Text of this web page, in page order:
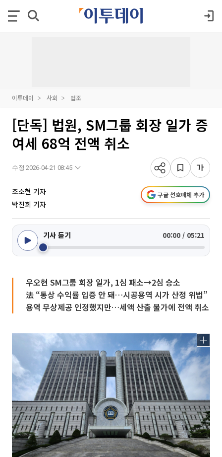
이투데이 사회 법조
[단독] 법원, SM그룹 회장 일가 증
여세 68억 전액 취소
수정 2026-04-21 08:45
조소현 기자
박진희 기자
구글 선호매체 추가
기사 듣기 00:00 / 05:21
우오현 SM그룹 회장 일가, 1심 패소→2심 승소
法 “통상 수익률 입증 안 돼…시공용역 시가 산정 위법”
용역 무상제공 인정했지만…세액 산출 불가에 전액 취소